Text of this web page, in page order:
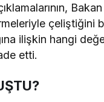
çeliştiğini
ilişkin hangi
etti.